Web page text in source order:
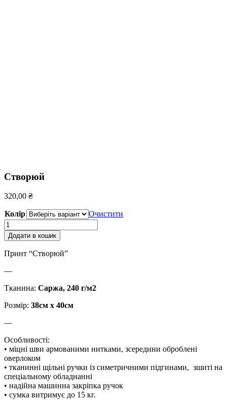
Створюй
320,00 ₴
Колір
Очистити
Створюй
кількість
Додати в кошик
Принт “Створюй”
—
Тканина: Саржа, 240 г/м2
Розмір: 38см х 40см
—
Особливості:
• міцні шви армованими нитками, зсередини оброблені
оверлоком
• тканинні щільні ручки із симетричними підгинами, зшиті на
спеціальному обладнанні
• надійна машинна закріпка ручок
• сумка витримує до 15 кг.